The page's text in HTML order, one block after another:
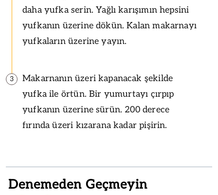
daha yufka serin. Yağlı karışımın hepsini
yufkanın üzerine dökün. Kalan makarnayı
yufkaların üzerine yayın.
3
Makarnanın üzeri kapanacak şekilde
yufka ile örtün. Bir yumurtayı çırpıp
yufkanın üzerine sürün. 200 derece
fırında üzeri kızarana kadar pişirin.
Denemeden Geçmeyin